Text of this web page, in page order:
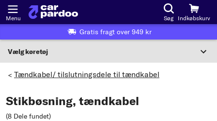
Menu Søg Indkøbskurv
Gratis fragt over 949 kr
Vælg køretøj
Vælg model
> Tændkabel/ tilslutningsdele til tændkabel
Stikbøsning, tændkabel
(8 Dele fundet)